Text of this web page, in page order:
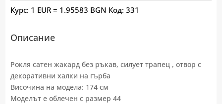
Курс: 1 EUR = 1.95583 BGN Код:331
Описание
Рокля сатен жакард без ръкав, силует трапец , отвор с
декоративни халки на гърба
Височина на модела: 174 см
Моделът е облечен с размер 44